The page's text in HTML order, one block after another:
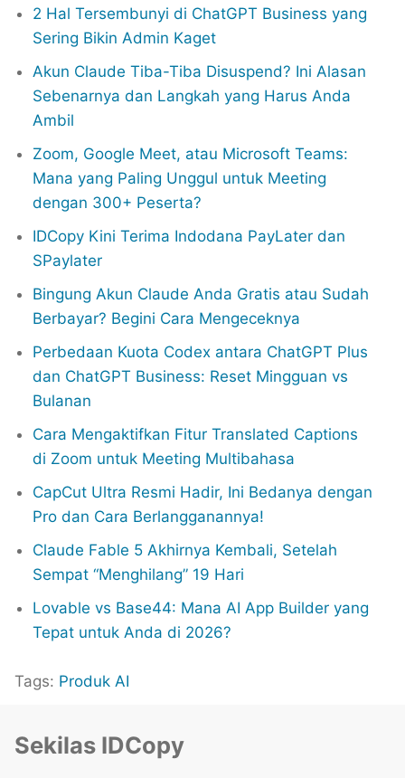
2 Hal Tersembunyi di ChatGPT Business yang
Sering Bikin Admin Kaget
Akun Claude Tiba-Tiba Disuspend? Ini Alasan
Sebenarnya dan Langkah yang Harus Anda
Ambil
Zoom, Google Meet, atau Microsoft Teams:
Mana yang Paling Unggul untuk Meeting
dengan 300+ Peserta?
IDCopy Kini Terima Indodana PayLater dan
SPaylater
Bingung Akun Claude Anda Gratis atau Sudah
Berbayar? Begini Cara Mengeceknya
Perbedaan Kuota Codex antara ChatGPT Plus
dan ChatGPT Business: Reset Mingguan vs
Bulanan
Cara Mengaktifkan Fitur Translated Captions
di Zoom untuk Meeting Multibahasa
CapCut Ultra Resmi Hadir, Ini Bedanya dengan
Pro dan Cara Berlangganannya!
Claude Fable 5 Akhirnya Kembali, Setelah
Sempat “Menghilang” 19 Hari
Lovable vs Base44: Mana AI App Builder yang
Tepat untuk Anda di 2026?
Tags: Produk AI
Sekilas IDCopy